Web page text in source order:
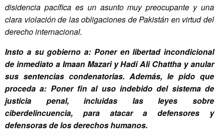
disidencia pacífica es un asunto muy preocupante y una
clara violación de las obligaciones de Pakistán en virtud del
derecho internacional.
Insto a su gobierno a: Poner en libertad incondicional
de inmediato a Imaan Mazari y Hadi Ali Chattha y anular
sus sentencias condenatorias. Además, le pido que
proceda a: Poner fin al uso indebido del sistema de
justicia penal, incluidas las leyes sobre
ciberdelincuencia, para atacar a defensores y
defensoras de los derechos humanos.